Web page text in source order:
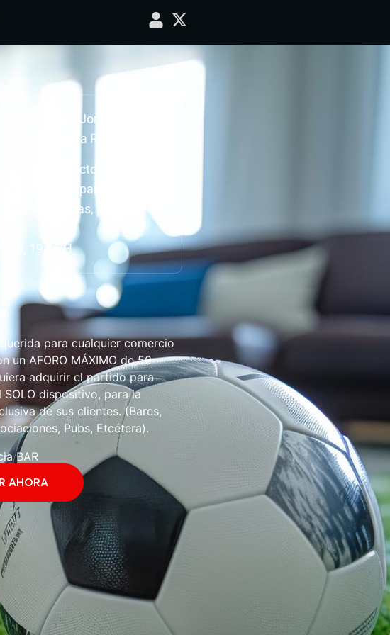
a: Jornada 7, Real
Mancha Real
en directo.
del partido para ver como
quieras, para
19:45 H
para cualquier comercio
un AFORO MÁXIMO de 50
adquirir el partido para
dispositivo, para la
de sus clientes. (Bares,
Pubs, Etcétera).
BAR
AHORA